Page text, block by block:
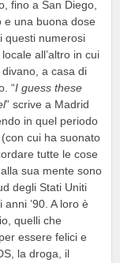
fino a San Diego,
e una buona dose
questi numerosi
all’altro in cui
a casa di
“I guess these
” scrive a Madrid
in quel periodo
cui ha suonato
tutte le cose
sua mente sono
degli Stati Uniti
’90. A loro è
quelli che
essere felici e
la droga, il